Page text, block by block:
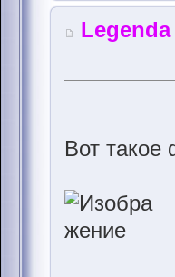
Legenda
Вот